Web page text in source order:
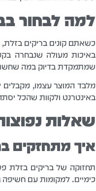
למה לבחור
כשאתם קונים בריקים
באיכות מעולה שנבחרה
שמתמקדת בדיוק במה
מלבד המוצר עצמו, מקבלים
באינטרנט ולקוות שהכל
שאלות
איך מתחזקים
תחזוקה של בריקים בזלת
כימיים. למקומות עם